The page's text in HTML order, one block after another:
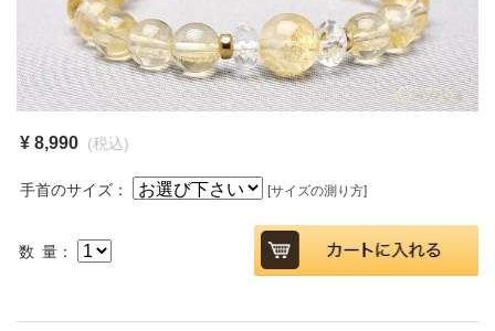
¥ 8,990 (税込)
手首のサイズ： [サイズの測り方]
数 量：